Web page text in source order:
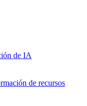
de IA
de recursos